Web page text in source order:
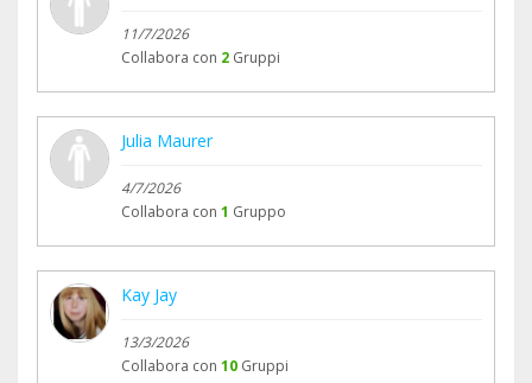
11/7/2026
Collabora con 2 Gruppi
Julia Maurer
4/7/2026
Collabora con 1 Gruppo
Kay Jay
13/3/2026
Collabora con 10 Gruppi